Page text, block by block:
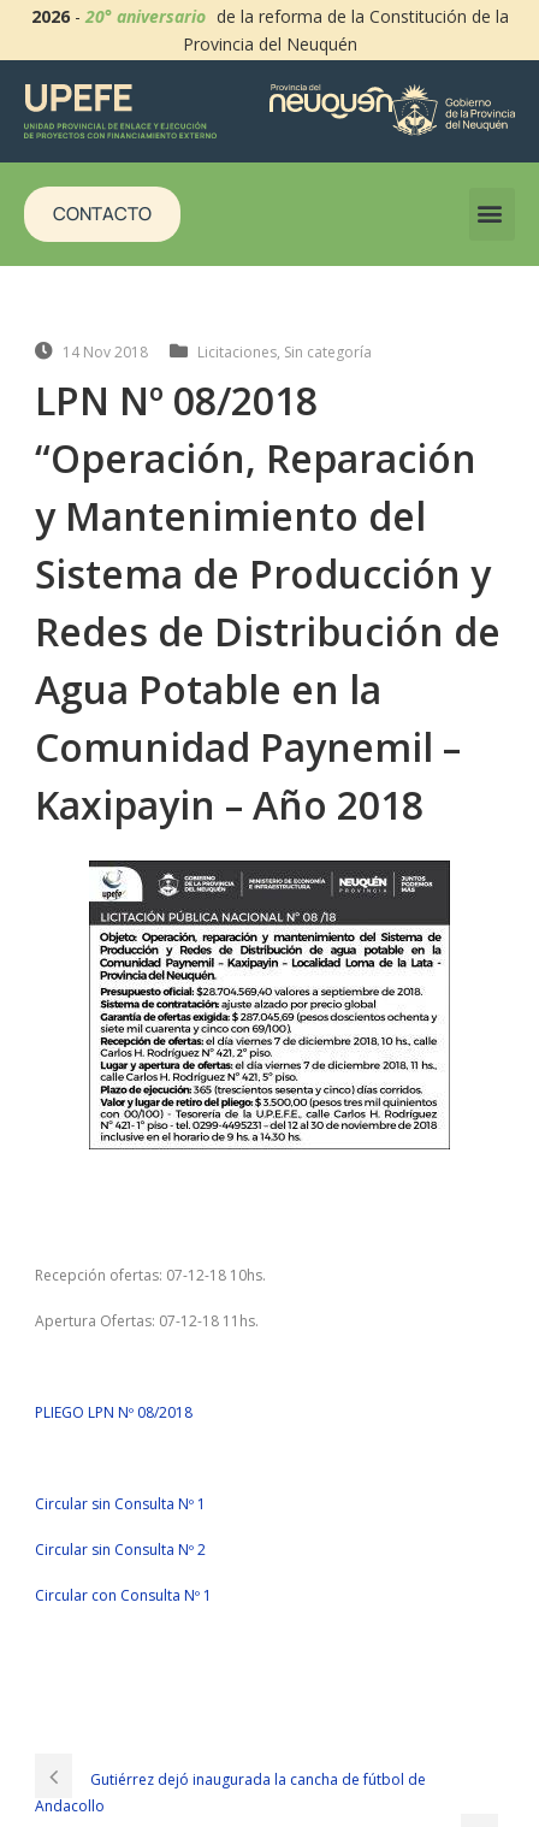
2026-20° aniversario de la reforma de la Constitución de la
Provincia del Neuquén
CONTACTO
14 Nov 2018 Licitaciones, Sin categoría
LPN Nº 08/2018
“Operación, Reparación
y Mantenimiento del
Sistema de Producción y
Redes de Distribución de
Agua Potable en la
Comunidad Paynemil –
Kaxipayin – Año 2018
Recepción ofertas: 07-12-18 10hs.
Apertura Ofertas: 07-12-18 11hs.
PLIEGO LPN Nº 08/2018
Circular sin Consulta Nº 1
Circular sin Consulta Nº 2
Circular con Consulta Nº 1
Gutiérrez dejó inaugurada la cancha de fútbol de
Andacollo